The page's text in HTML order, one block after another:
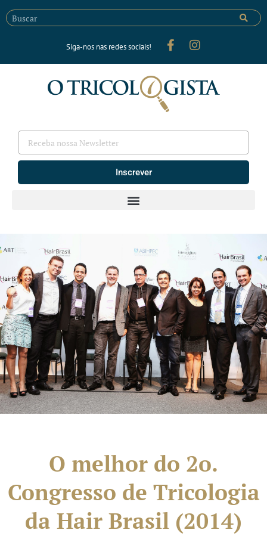
Siga-nos nas redes sociais!
Inscrever
O melhor do 2o.
Congresso de Tricologia
da Hair Brasil (2014)